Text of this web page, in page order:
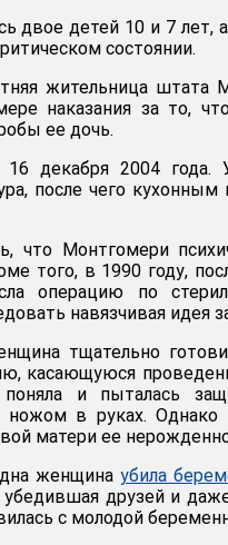
двое детей 10 и 7 лет,
состоянии.
жительница штата
наказания за то,
ее дочь.
декабря 2004 года.
после чего
что Монтгомери
того, в 1990 году,
операцию по
навязчивая идея
тщательно
касающуюся
и пыталась
в руках. Однако
матери ее
женщина убила
убедившая друзей и
с молодой